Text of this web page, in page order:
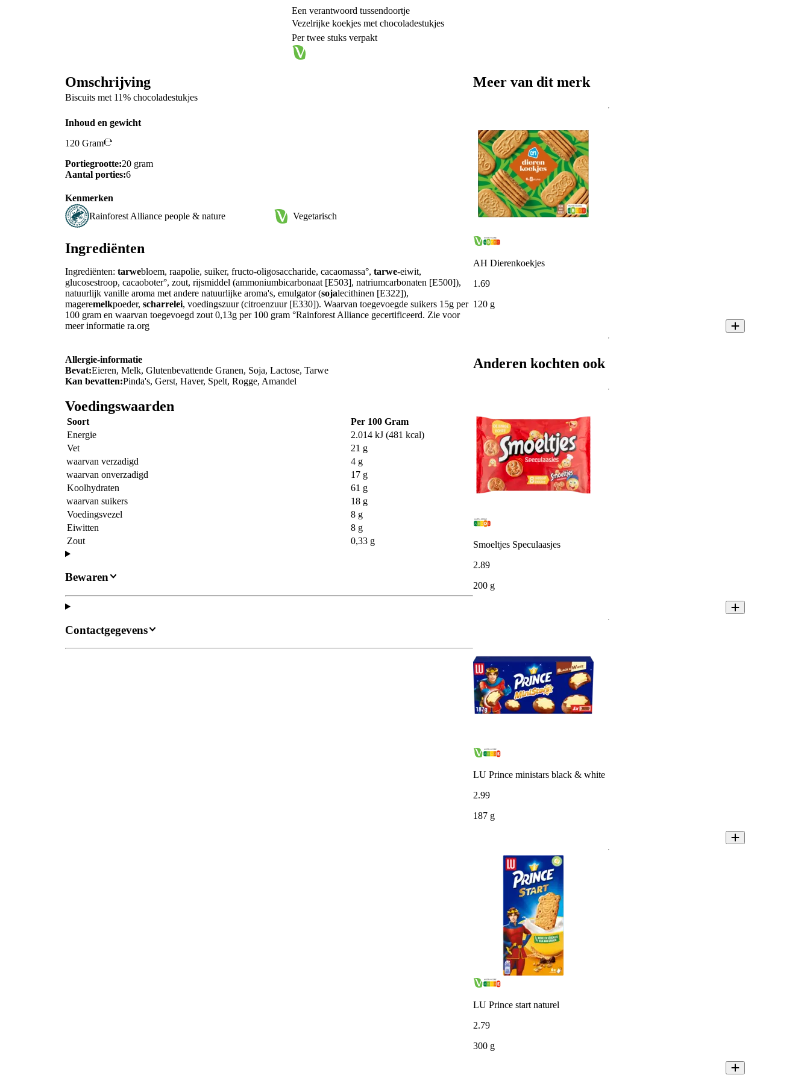
Een verantwoord tussendoortje
Vezelrijke koekjes met chocoladestukjes
Per twee stuks verpakt
Omschrijving
Biscuits met 11% chocoladestukjes
Inhoud en gewicht
120 Gram
Portiegrootte:20 gram
Aantal porties:6
Kenmerken
Rainforest Alliance people & nature
Vegetarisch
Ingrediënten
Ingrediënten: tarwebloem, raapolie, suiker, fructo-oligosaccharide, cacaomassa°, tarwe-eiwit,
glucosestroop, cacaoboter°, zout, rijsmiddel (ammoniumbicarbonaat [E503], natriumcarbonaten [E500]),
natuurlijk vanille aroma met andere natuurlijke aroma's, emulgator (sojalecithinen [E322]),
mageremelkpoeder, scharrelei, voedingszuur (citroenzuur [E330]). Waarvan toegevoegde suikers 15g per
100 gram en waarvan toegevoegd zout 0,13g per 100 gram °Rainforest Alliance gecertificeerd. Zie voor
meer informatie ra.org
Allergie-informatie
Bevat:Eieren, Melk, Glutenbevattende Granen, Soja, Lactose, Tarwe
Kan bevatten:Pinda's, Gerst, Haver, Spelt, Rogge, Amandel
Voedingswaarden
Soort
Per 100 Gram
Energie
2.014 kJ (481 kcal)
Vet
21 g
waarvan verzadigd
4 g
waarvan onverzadigd
17 g
Koolhydraten
61 g
waarvan suikers
18 g
Voedingsvezel
8 g
Eiwitten
8 g
Zout
0,33 g
Bewaren
Contactgegevens
Meer van dit merk
AH Dierenkoekjes
1 .69
120 g
Anderen kochten ook
Smoeltjes Speculaasjes
2.89
200 g
LU Prince ministars black & white
2.99
187 g
LU Prince start naturel
2.79
300 g